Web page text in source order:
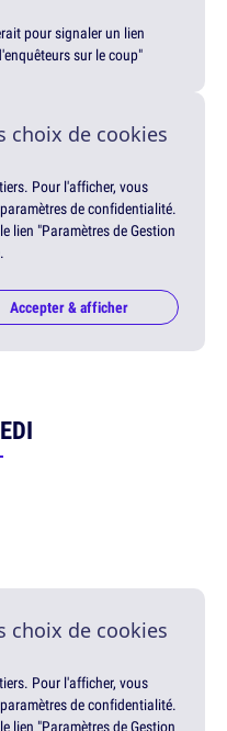
pour signaler un lien
sur le coup"
choix de cookies
Pour l'afficher, vous
de confidentialité.
lien "Paramètres de Gestion
Accepter & afficher
choix de cookies
Pour l'afficher, vous
de confidentialité.
lien "Paramètres de Gestion